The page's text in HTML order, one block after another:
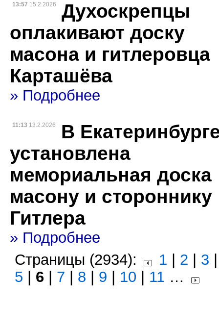
13:57 15.2.2026
Духоскрепцы
оплакивают доску
масона и гитлеровца
Карташёва
» Подробнее
11:13 13.2.2026
В
установлена
мемориальная доска
масону и стороннику
Гитлера
» Подробнее
Страницы (2934):
1 2 3
5
6 7 8 9 10 11 …